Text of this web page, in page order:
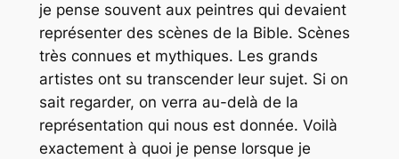
je pense souvent aux peintres qui devaient
représenter des scènes de la Bible. Scènes
très connues et mythiques. Les grands
artistes ont su transcender leur sujet. Si on
sait regarder, on verra au-delà de la
représentation qui nous est donnée. Voilà
exactement à quoi je pense lorsque je